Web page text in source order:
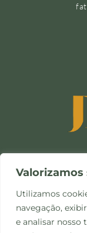
Utilizamos
navegação,
e analisar nosso
Política de
Privacidade e